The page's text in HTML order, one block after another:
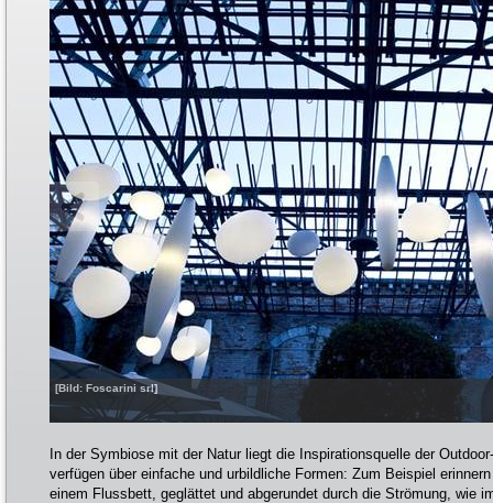
[Bild: Foscarini srl]
In der Symbiose mit der Natur liegt die Inspirationsquelle der
verfügen über einfache und urbildliche Formen: Zum Beispiel
einem Flussbett, geglättet und abgerundet durch die Strömung, wie